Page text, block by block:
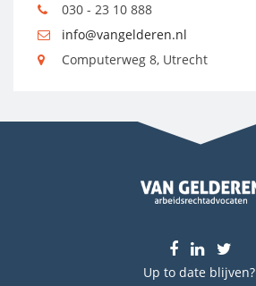
030 - 23 10 888
info@vangelderen.nl
Computerweg 8, Utrecht
Up to date blijven?